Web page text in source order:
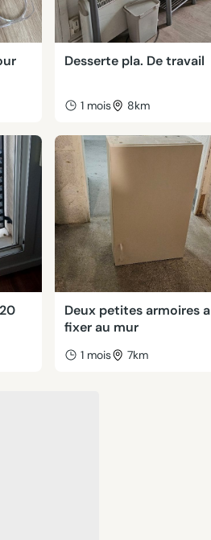
Desserte pla. De travail
1 mois 8km
Deux petites armoires a
fixer au mur
1 mois 7km